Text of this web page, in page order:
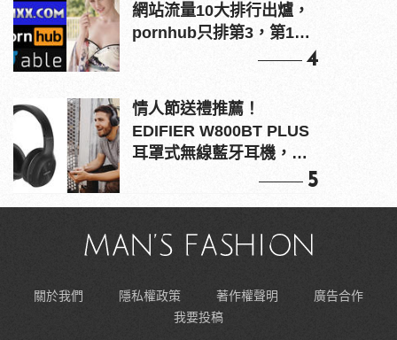
網站流量10大排行出爐，
pornhub只排第3，第1名
4
情人節送禮推薦！
EDIFIER W800BT PLUS
耳罩式無線藍牙耳機，在
5
關於我們 隱私權政策 著作權聲明
廣告合作
我要投稿